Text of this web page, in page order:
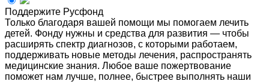
Поддержите Русфонд
Только благодаря вашей помощи мы помогаем лечить
детей. Фонду нужны и средства для развития — чтобы
расширять спектр диагнозов, с которыми работаем,
поддерживать новые методы лечения, распространять
медицинские знания. Любое ваше пожертвование
поможет нам лучше, полнее, быстрее выполнять наши